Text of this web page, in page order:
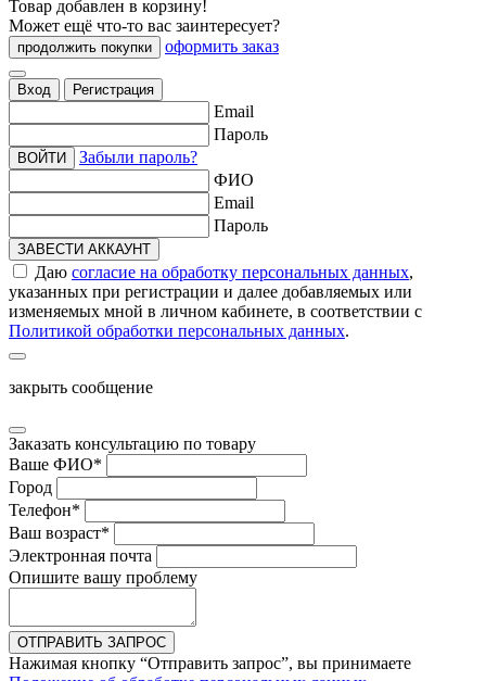
Товар добавлен в корзину!
Может ещё что-то вас заинтересует?
продолжить покупки оформить заказ
Вход Регистрация
Email
Пароль
ВОЙТИ
Забыли пароль?
ФИО
Email
Пароль
ЗАВЕСТИ АККАУНТ
Даю согласие на обработку персональных данных,
указанных при регистрации и далее добавляемых или
изменяемых мной в личном кабинете, в соответствии с
Политикой обработки персональных данных.
закрыть сообщение
Заказать консультацию по товару
Ваше ФИО*
Город
Телефон*
Ваш возраст*
Электронная почта
Опишите вашу проблему
ОТПРАВИТЬ ЗАПРОС
Нажимая кнопку “Отправить запрос”, вы принимаете